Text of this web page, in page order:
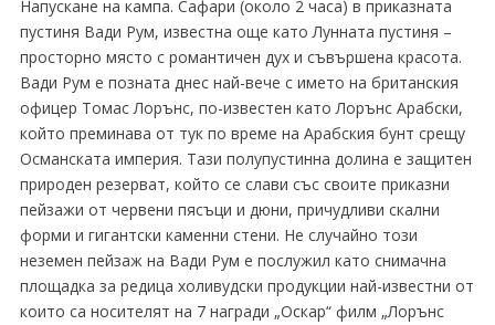
Напускане на кампа. Сафари (около 2 часа) в приказната
пустиня Вади Рум, известна още като Лунната пустиня –
просторно място с романтичен дух и съвършена красота.
Вади Рум е позната днес най-вече с името на британския
офицер Томас Лорънс, по-известен като Лорънс Арабски,
който преминава от тук по време на Арабския бунт срещу
Османската империя. Тази полупустинна долина е защитен
природен резерват, който се слави със своите приказни
пейзажи от червени пясъци и дюни, причудливи скални
форми и гигантски каменни стени. Не случайно този
неземен пейзаж на Вади Рум е послужил като снимачна
площадка за редица холивудски продукции най-известни от
които са носителят на 7 награди „Оскар“ филм „Лорънс